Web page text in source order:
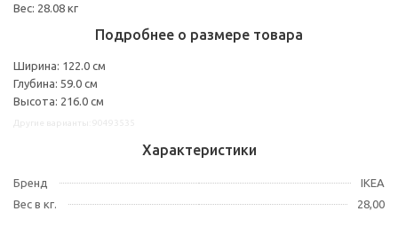
Вес: 28.08 кг
Подробнее о размере товара
Ширина: 122.0 см
Глубина: 59.0 см
Высота: 216.0 см
Характеристики
Бренд
IKEA
Вес в кг.
28,00